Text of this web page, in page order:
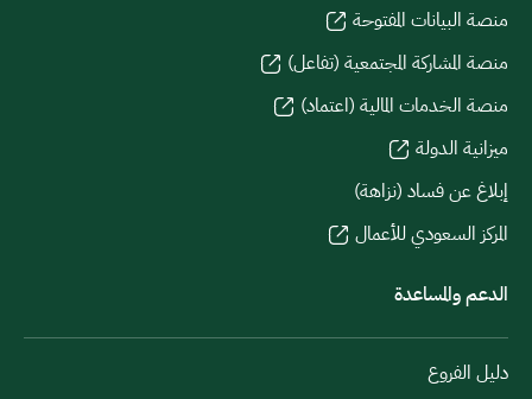
منصة البيانات المفتوحة
منصة المشاركة المجتمعية (تفاعل)
منصة الخدمات المالية (اعتماد)
ميزانية الدولة
إبلاغ عن فساد (نزاهة)
المركز السعودي للأعمال
الدعم والمساعدة
دليل الفروع